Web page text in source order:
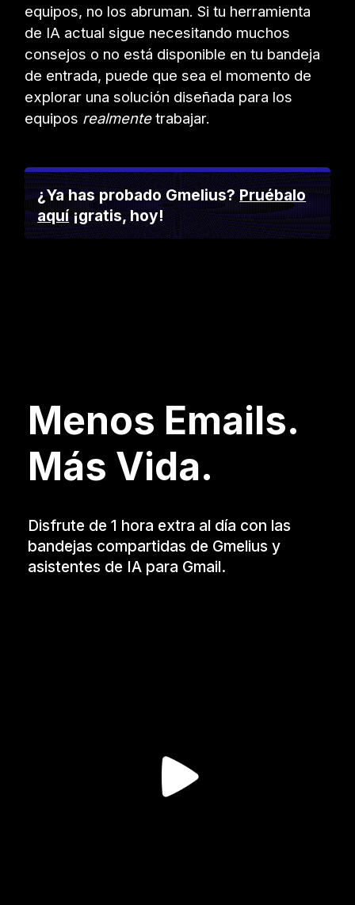
equipos, no los abruman. Si tu herramienta
de IA actual sigue necesitando muchos
consejos o no está disponible en tu bandeja
de entrada, puede que sea el momento de
explorar una solución diseñada para los
equipos realmentetrabajar.
¿Ya has probado Gmelius?Pruébalo
aquí¡gratis, hoy!
Menos Emails.
Más Vida.
Disfrute de 1 hora extra al día con las
bandejas compartidas de Gmelius y
asistentes de IA para Gmail.